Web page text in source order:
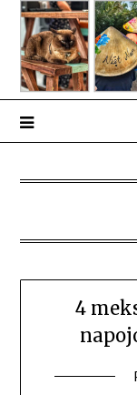
Skip
content
4